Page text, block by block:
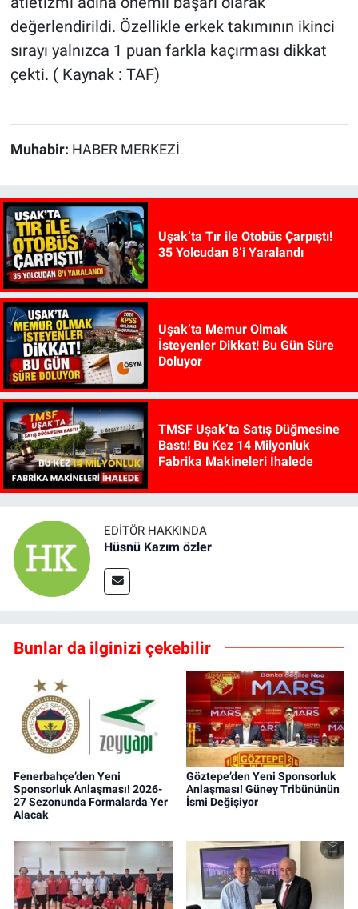
değerlendirildi. Özellikle erkek takımının ikinci
sırayı yalnızca 1 puan farkla kaçırması dikkat
çekti. ( Kaynak : TAF)
Muhabir: HABER MERKEZİ
Uşak’ta Tır ile Otobüs Çarpıştı!
35 Yolcudan 8’i Yaralandı
Uşak’ta Memur Olmak
İsteyenler Dikkat! Bu Gün Süre
Doluyor
TMSF Uşak’ta Satış Düğmesine
Bastı! Bu Kez 14 Milyonluk
Fabrika Makineleri İhalede
EDITÖR HAKKINDA
Hüsnü Kazım özler
Bunlar da ilginizi çekebilir
Fenerbahçe’den Yeni
Sponsorluk Anlaşması! 2026-
27 Sezonunda Formalarda Yer
Alacak
Göztepe’den Yeni Sponsorluk
Anlaşması! Güney Tribününün
İsmi Değişiyor